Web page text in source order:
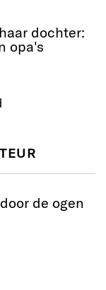
dochter:
opa's
de ogen